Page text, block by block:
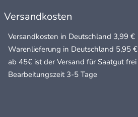
Versandkosten
Versandkosten in Deutschland 3,99 €
Warenlieferung in Deutschland 5,95 €
ab 45€ ist der Versand für Saatgut frei
Bearbeitungszeit 3-5 Tage